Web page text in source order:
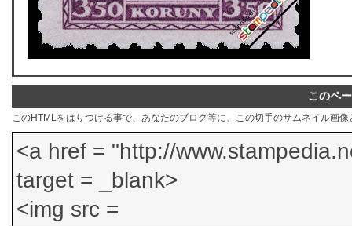
このペ
このHTMLをはりつける事で、あなたのブログ等に、この切手のサムネイル画